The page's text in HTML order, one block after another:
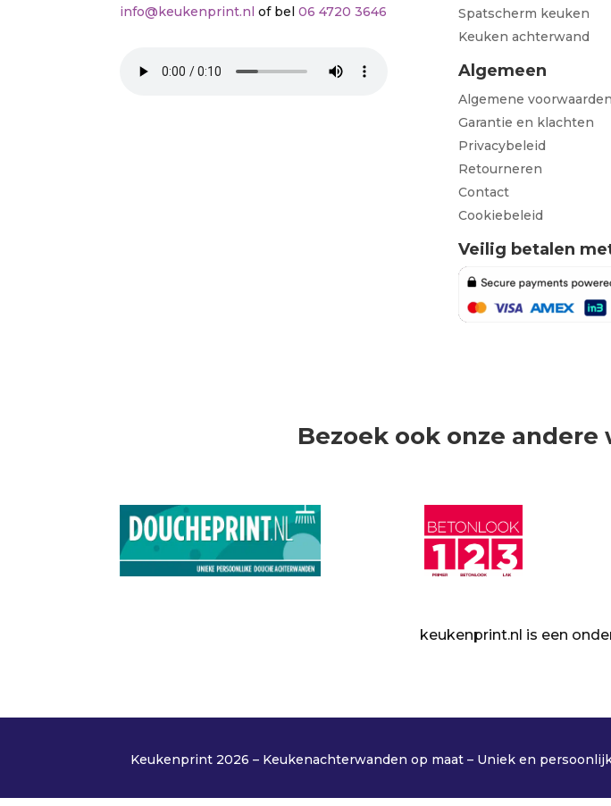
info@keukenprint.nl of bel06 4720 3646
Spatscherm keuken
Keuken achterwand
Algemeen
Algemene voorwaarden
Garantie en klachten
Privacybeleid
Retourneren
Contact
Cookiebeleid
Veilig betalen
Bezoek ook onze
keukenprint.nl is een
Keukenprint 2026 – Keukenachterwanden op maat – Uniek en